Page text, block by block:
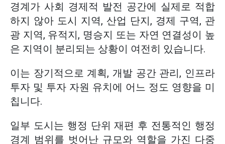
경계가 사회 경제적 발전 공간에 실제로 적합
하지 않아 도시 지역, 산업 단지, 경제 구역, 관
광 지역, 유적지, 명승지 또는 자연 연결성이 높
은 지역이 분리되는 상황이 여전히 있습니다.
이는 장기적으로 계획, 개발 공간 관리, 인프라
투자 및 투자 자원 유치에 어느 정도 영향을 미
칩니다.
일부 도시는 행정 단위 재편 후 전통적인 행정
경계 범위를 벗어난 규모와 역할을 가진 다중